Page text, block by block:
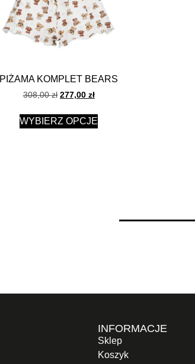
PIŻAMA KOMPLET BEARS
308,00zł 277,00 zł
WYBIERZ OPCJE
INFORMACJE
Sklep
Koszyk